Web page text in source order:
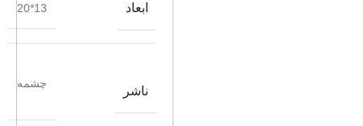
ابعاد 13*20
ناشر
چشمه